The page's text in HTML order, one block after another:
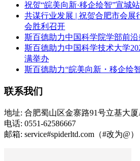
祝贺“皖美向新·移企绘智”宣城
共谋行业发展 | 祝贺合肥市会展
会胜利召开
斯百德助力中国科学院学部前沿
斯百德助力中国科学技术大学
满举办
斯百德助力“皖美向新・移企绘
联系我们
地址: 合肥蜀山区金寨路91号立基大
电话: 0551-62586667
邮箱: service#spiderltd.com（#改为@）